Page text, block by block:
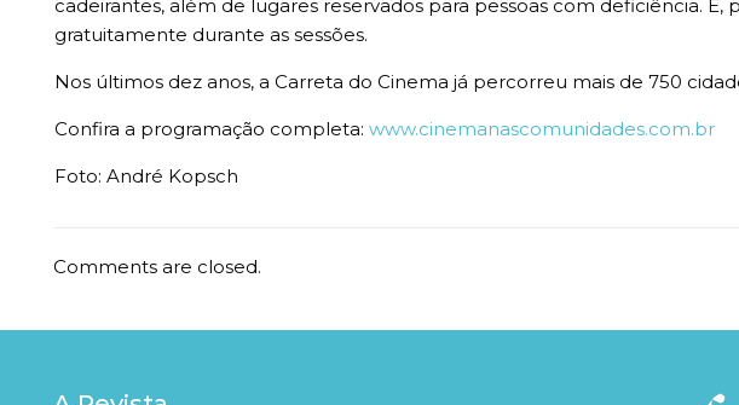
cadeirantes, além de lugares reservados para pessoas com deficiência.
gratuitamente durante as sessões.
Nos últimos dez anos, a Carreta do Cinema já percorreu mais de 750
Confira a programação completa: www.cinemanascomunidades.com.br
Foto: André Kopsch
Comments are closed.